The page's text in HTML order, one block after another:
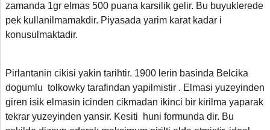
zamanda 1gr elmas 500 puana karsilik gelir. Bu buyuklerede
pek kullanilmamakdir. Piyasada yarim karat kadar i
konusulmaktadir.
Pirlantanin cikisi yakin tarihtir. 1900 lerin basinda Belcika
dogumlu tolkowky tarafindan yapilmistir . Elmasi yuzeyinden
giren isik elmasin icinden cikmadan ikinci bir kirilma yaparak
tekrar yuzeyinden yansir. Kesiti huni formunda dir. Bu